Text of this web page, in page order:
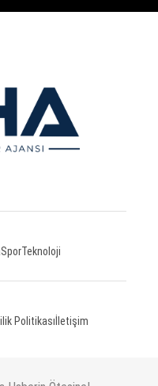
SporTeknoloji
Politikasıİletişim